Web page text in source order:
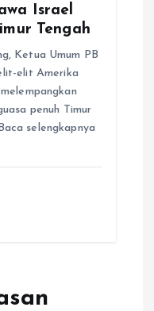
Israel
Tengah
Ketua Umum PB
elit Amerika
penuh Timur
selengkapnya